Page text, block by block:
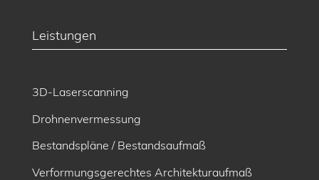
Leistungen
3D-Laserscanning
Drohnenvermessung
Bestandspläne / Bestandsaufmaß
Verformungsgerechtes Architekturaufmaß